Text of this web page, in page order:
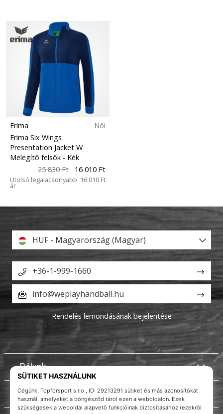
Erima
Női
Erima Six Wings
Presentation Jacket W
Melegítő felsők - Kék
25 830 Ft
16 010 Ft
Utolsó legalacsonyabb
ár
16 010 Ft
Rólunk
Ügyfélszolgálat
HUF - Magyarország (Magyar)
+36-1-999-1660
info@weplayhandball.hu
Rendelés lemondásának bejelentése